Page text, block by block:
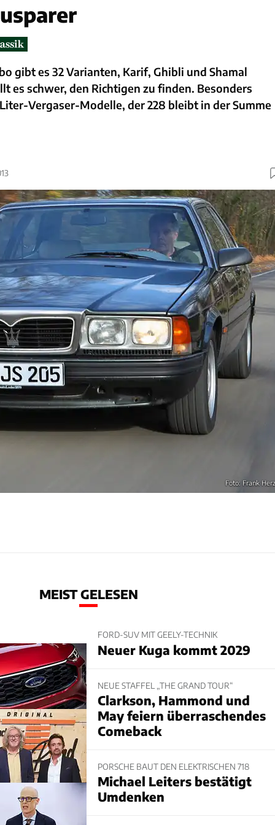
gibt es 32 Varianten, Karif, Ghibli und Shamal
es schwer, den Richtigen zu finden. Besonders
Vergaser-Modelle, der 228 bleibt in der Summe
Foto: Frank
MEIST GELESEN
FORD-SUV MIT GEELY-TECHNIK
Neuer Kuga kommt 2029
NEUE STAFFEL „THE GRAND TOUR“
Clarkson, Hammond und
May feiern überraschendes
Comeback
PORSCHE BAUT DEN ELEKTRISCHEN 718
Michael Leiters bestätigt
Umdenken